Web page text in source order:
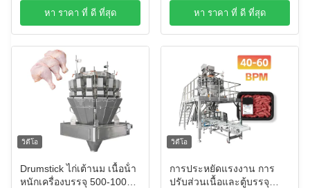
หา ราคา ที่ ดี ที่สุด หา ราคา ที่ ดี ที่สุด
วิดีโอ
Drumstick ไก่เต้านม เนื้อน้ํา
หนักเครื่องบรรจุ 500-1000g
วิดีโอ
การประหยัดแรงงาน การ
ปรับส่วนเนื้อและตู้บรรจุ